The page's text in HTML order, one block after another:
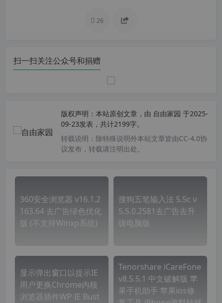
26
扫一扫关注公众号和捐赠
版权声明： 本站原创文章，由 自由家园 于2025-
09-23发表，共计2199字。
转载说明： 除特殊说明外本站文章皆由CC-4.0协
议发布，转载请注明出处。
360安全浏览器 v16.1.2
163.64 去广告绿色优化
版 (不支持Winxp系统)
搜狗五笔输入法 5.5c v
5.5.0.2581去广告去升
级电脑版
显示弹出窗口以提示IE
用户更换Chrome内核
浏览器插件WP IE Bust
Tenorshare iCareFone
v8.5.5.1 中文破解版 苹
果手机助手 苹果ios修